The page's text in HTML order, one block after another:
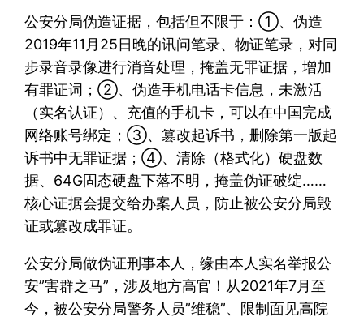
公安分局伪造证据，包括但不限于：①、伪造
2019年11月25日晚的讯问笔录、物证笔录，对同
步录音录像进行消音处理，掩盖无罪证据，增加
有罪证词；②、伪造手机电话卡信息，未激活
（实名认证）、充值的手机卡，可以在中国完成
网络账号绑定；③、篡改起诉书，删除第一版起
诉书中无罪证据；④、清除（格式化）硬盘数
据、64G固态硬盘下落不明，掩盖伪证破绽……
核心证据会提交给办案人员，防止被公安分局毁
证或篡改成罪证。
公安分局做伪证刑事本人，缘由本人实名举报公
安”害群之马”，涉及地方高官！从2021年7月至
今，被公安分局警务人员”维稳”、限制面见高院